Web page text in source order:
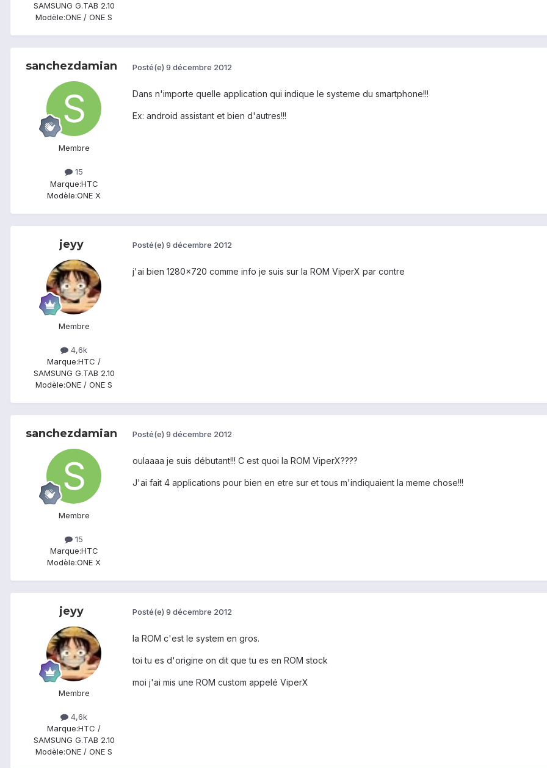
SAMSUNG G.TAB 2.10
Modèle:ONE / ONE S
sanchezdamian
Membre
15
Marque:HTC
Modèle:ONE X
Posté(e) 9 décembre 2012
Dans n'importe quelle application qui indique le systeme du smartphone!!!
Ex: android assistant et bien d'autres!!!
jeyy
Membre
4,6k
Marque:HTC /
SAMSUNG G.TAB 2.10
Modèle:ONE / ONE S
Posté(e) 9 décembre 2012
j'ai bien 1280x720 comme info je suis sur la ROM ViperX par contre
sanchezdamian
Membre
15
Marque:HTC
Modèle:ONE X
Posté(e) 9 décembre 2012
oulaaaa je suis débutant!!! C est quoi la ROM ViperX????
J'ai fait 4 applications pour bien en etre sur et tous m'indiquaient la meme chose!!!
jeyy
Membre
4,6k
Marque:HTC /
SAMSUNG G.TAB 2.10
Modèle:ONE / ONE S
Posté(e) 9 décembre 2012
la ROM c'est le system en gros.
toi tu es d'origine on dit que tu es en ROM stock
moi j'ai mis une ROM custom appelé ViperX